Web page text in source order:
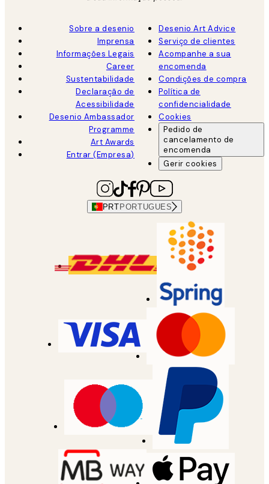
Sobre a desenio
Imprensa
Informações Legais
Career
Sustentabilidade
Declaração de
Acessibilidade
Desenio Ambassador
Programme
Art Awards
Entrar (Empresa)
Desenio Art Advice
Serviço de clientes
Acompanhe a sua
encomenda
Condições de compra
Política de
confidencialidade
Cookies
Pedido de
cancelamento de
encomenda
Gerir cookies
PRT PORTUGUES